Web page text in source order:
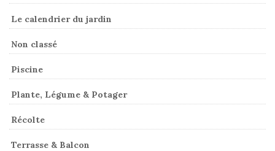
Le calendrier du jardin
Non classé
Piscine
Plante, Légume & Potager
Récolte
Terrasse & Balcon